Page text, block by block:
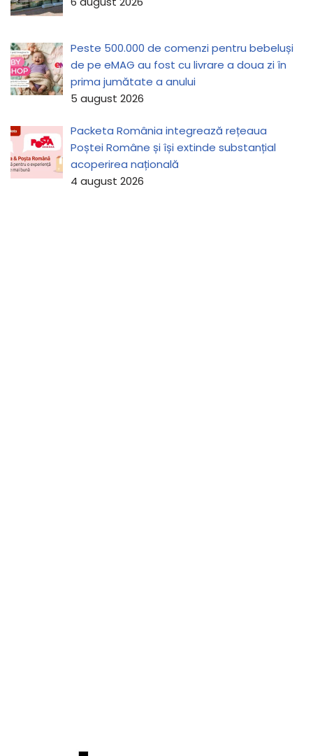
Peste 500.000 de comenzi pentru bebeluși
de pe eMAG au fost cu livrare a doua zi în
prima jumătate a anului
5 august 2026
Packeta România integrează rețeaua
Poștei Române și își extinde substanțial
acoperirea națională
4 august 2026